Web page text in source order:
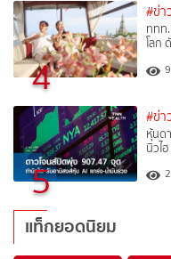
4
#ข่า
ททท.
โลก
5
#ข่า
หุ้นด
นิวไ
แท็กยอดนิยม